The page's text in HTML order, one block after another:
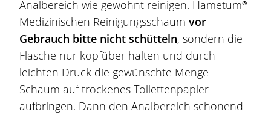
Analbereich wie gewohnt reinigen. Hametum®
Medizinischen Reinigungsschaum vor
Gebrauch bitte nicht schütteln, sondern die
Flasche nur kopfüber halten und durch
leichten Druck die gewünschte Menge
Schaum auf trockenes Toilettenpapier
aufbringen. Dann den Analbereich schonend